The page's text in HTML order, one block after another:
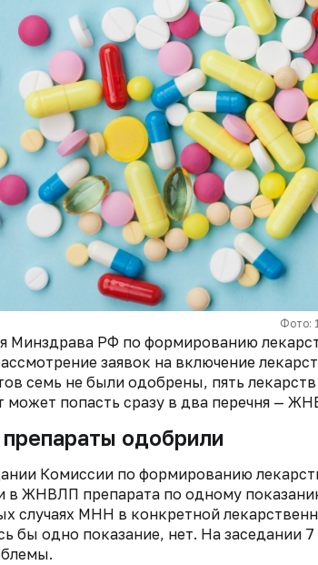
Фото:
Минздрава РФ по формированию
заявок на включение
семь не были одобрены, пять
может попасть сразу в два перечня —
одобрили
Комиссии по формированию
в ЖНВЛП препарата по одному
случаях МНН в конкретной
бы одно показание, нет. На заседании